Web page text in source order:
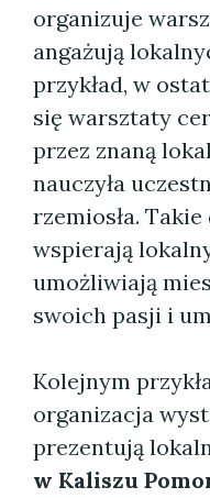
organizuje
angażują
przykład, w
się warsztaty
przez znaną
nauczyła
rzemiosła.
wspierają
umożliwiają
swoich pasji i
Kolejnym
organizacja
prezentują
w Kaliszu